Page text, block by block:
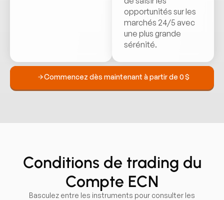
opportunités sur les
marchés 24/5 avec
une plus grande
sérénité.
Commencez dès maintenant à partir de 0 $
Conditions de trading du
Compte ECN
Basculez entre les instruments pour consulter les